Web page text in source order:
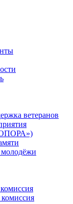
ветеранов
комиссия